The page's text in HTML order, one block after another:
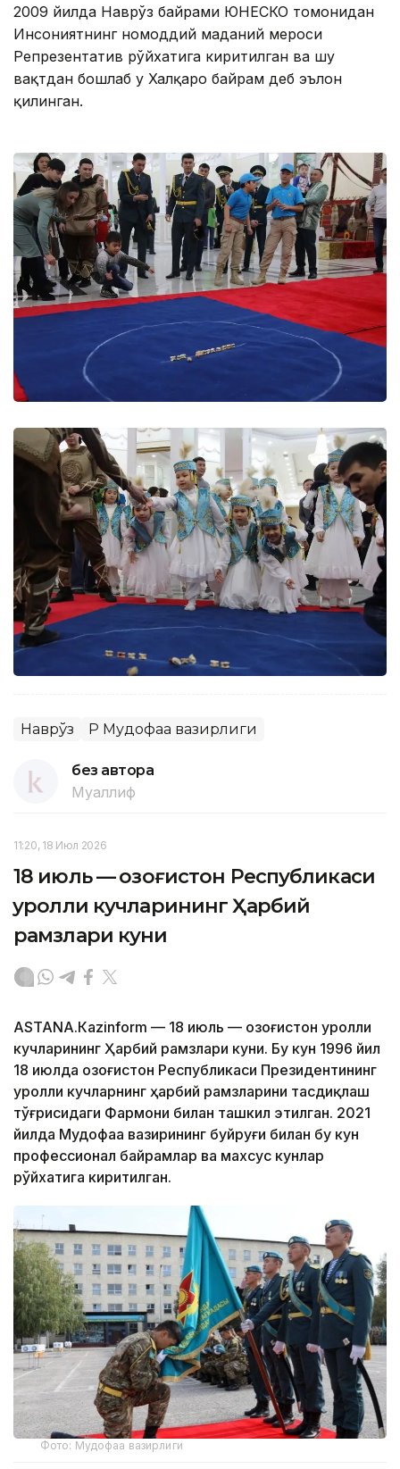
2009 йилда Наврўз байрами ЮНЕСКО томонидан
Инсониятнинг номоддий маданий мероси
Репрезентатив рўйхатига киритилган ва шу
вақтдан бошлаб у Халқаро байрам деб эълон
қилинган.
Наврўз ҚР Мудофаа вазирлиги
без автора
Муаллиф
11:20, 18 Июл 2026
18 июль — Қозоғистон Республикаси
Қуролли кучларининг Ҳарбий
рамзлари куни
АSTANА.Кazinform — 18 июль — Қозоғистон Қуролли
кучларининг Ҳарбий рамзлари куни. Бу кун 1996 йил
18 июлда Қозоғистон Республикаси Президентининг
Қуролли кучларнинг ҳарбий рамзларини тасдиқлаш
тўғрисидаги Фармони билан ташкил этилган. 2021
йилда Мудофаа вазирининг буйруғи билан бу кун
профессионал байрамлар ва махсус кунлар
рўйхатига киритилган.
Фото: Мудофаа вазирлиги